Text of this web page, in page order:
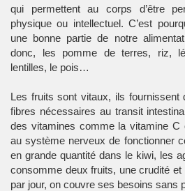
qui permettent au corps d’être
physique ou intellectuel. C’est
une bonne partie de notre
donc, les pomme de terres, riz,
lentilles, le pois…
Les fruits sont vitaux, ils fournissent
fibres nécessaires au transit
des vitamines comme la vitamine C
au système nerveux de fonctionner
en grande quantité dans le kiwi, les
consomme deux fruits, une crudité
par jour, on couvre ses besoins sans